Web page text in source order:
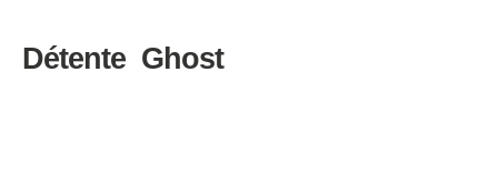
Détente Ghost